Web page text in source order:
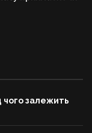
чого залежить